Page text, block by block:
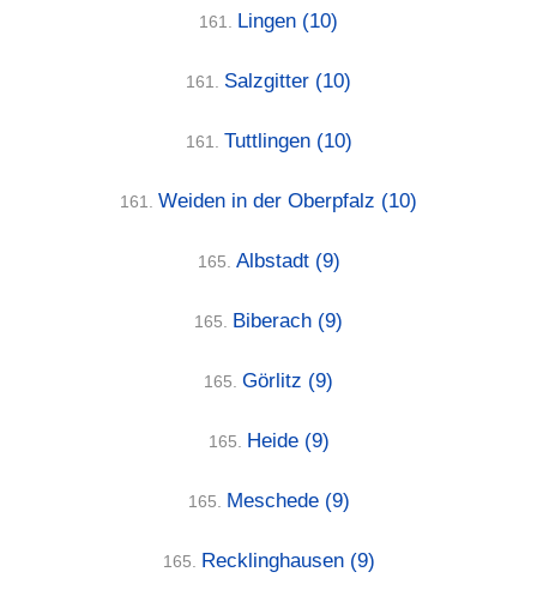
161. Lingen (10)
161. Salzgitter (10)
161. Tuttlingen (10)
161. Weiden in der Oberpfalz (10)
165. Albstadt (9)
165. Biberach (9)
165. Görlitz (9)
165. Heide (9)
165. Meschede (9)
165. Recklinghausen (9)